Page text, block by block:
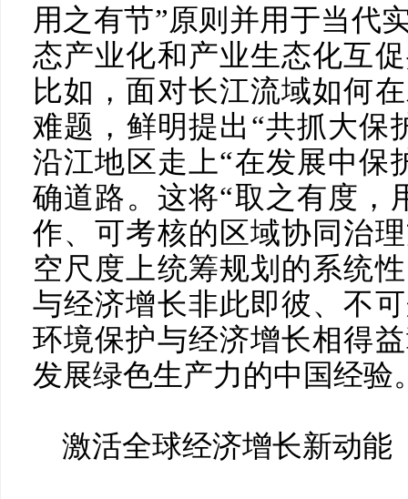
用之有节”原则并用于当代
态产业化和产业生态化互
比如，面对长江流域如何
难题，鲜明提出“共抓大保
沿江地区走上“在发展中保
确道路。这将“取之有度，
作、可考核的区域协同治
空尺度上统筹规划的系统
与经济增长非此即彼、不
环境保护与经济增长相得
发展绿色生产力的中国经验
激活全球经济增长新动能